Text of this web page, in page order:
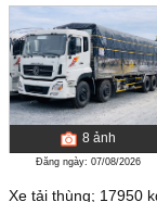
8 ảnh
Đăng ngày: 07/08/2026
Xe tải thùng; 17950